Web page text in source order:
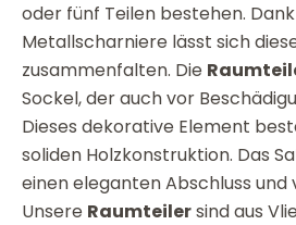
oder fünf Teilen bestehen.
Metallscharniere lässt sich
zusammenfalten. Die
Sockel, der auch vor
Dieses dekorative Element
soliden Holzkonstruktion. Das
einen eleganten Abschluss und
Unsere Raumteilersind aus